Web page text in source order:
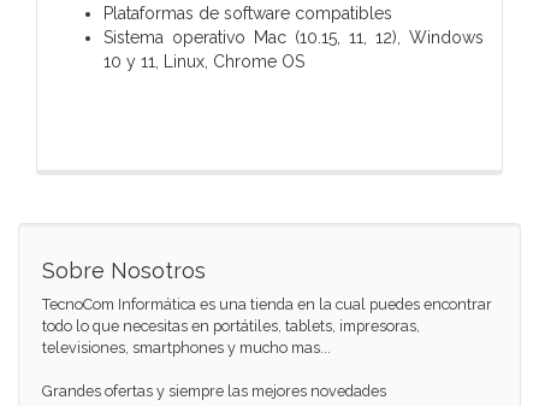
Plataformas de software compatibles
Sistema operativo Mac (10.15, 11, 12), Windows
10 y 11, Linux, Chrome OS
Sobre Nosotros
TecnoCom Informática es una tienda en la cual puedes encontrar
todo lo que necesitas en portátiles, tablets, impresoras,
televisiones, smartphones y mucho mas...
Grandes ofertas y siempre las mejores novedades